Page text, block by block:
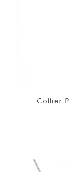
Collier